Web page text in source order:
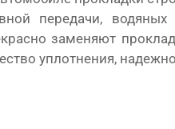
передачи,
заменяют
уплотнения,